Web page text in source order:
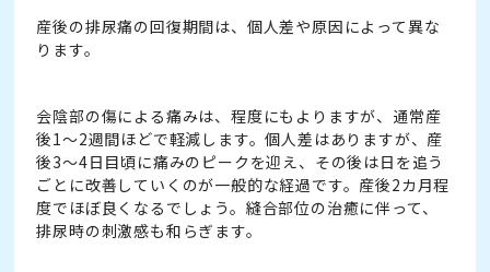
産後の排尿痛の回復期間は、個人差や原因によって異な
ります。
会陰部の傷による痛みは、程度にもよりますが、通常産
後1〜2週間ほどで軽減します。個人差はありますが、産
後3〜4日目頃に痛みのピークを迎え、その後は日を追う
ごとに改善していくのが一般的な経過です。産後2カ月程
度でほぼ良くなるでしょう。縫合部位の治癒に伴って、
排尿時の刺激感も和らぎます。